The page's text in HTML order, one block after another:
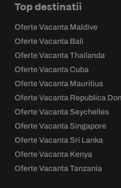
Top destinatii
Oferte Vacanta Maldive
Oferte Vacanta Bali
Oferte Vacanta Thailanda
Oferte Vacanta Cuba
Oferte Vacanta Mauritius
Oferte Vacanta Republica
Oferte Vacanta Seychelles
Oferte Vacanta Singapore
Oferte Vacanta Sri Lanka
Oferte Vacanta Kenya
Oferte Vacanta Tanzania